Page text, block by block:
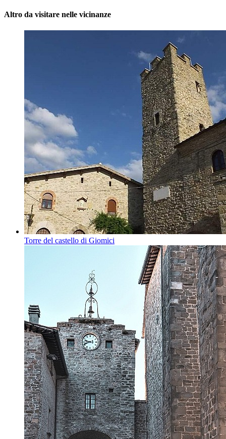
Altro da visitare nelle vicinanze
Torre del castello di Giomici